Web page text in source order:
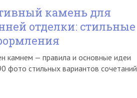
камень для
отделки: стильные
камнем — правила и основные идеи
фото стильных вариантов сочетаний